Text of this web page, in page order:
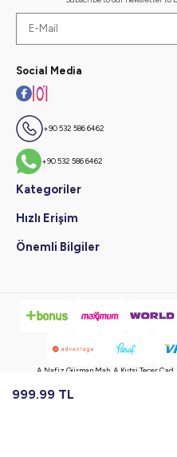
999.99 TL
Social Media
+90 532 586 6462
+90 532 586 6462
Kategoriler
Hızlı Erişim
Önemli Bilgiler
A.Nafiz Gürman Mah. A.Kutsi Tecer